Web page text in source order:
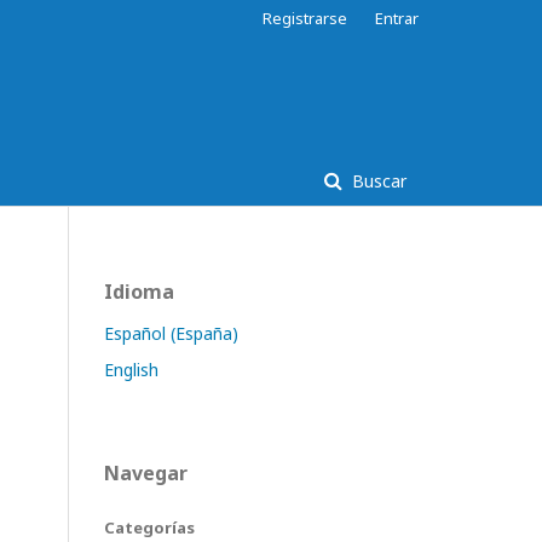
Buscar
Registrarse Entrar
Idioma
Español (España)
English
Navegar
Categorías